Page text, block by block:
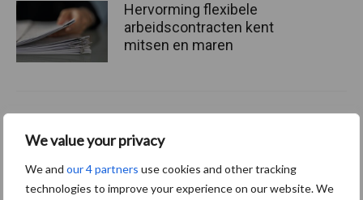
We value your privacy
We and our 4 partners use cookies and other tracking
technologies to improve your experience on our website. We
Hervorming flexibele
arbeidscontracten kent
mitsen en maren
Thema's Vakpartners